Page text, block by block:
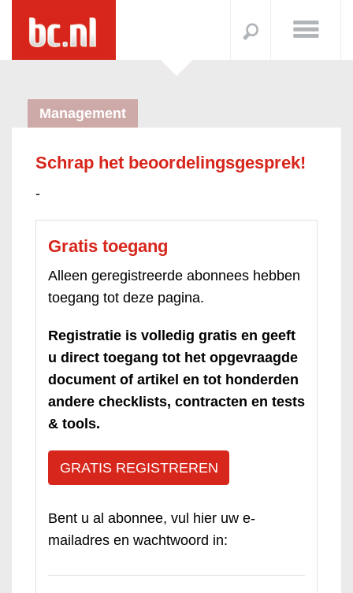
Management
Schrap het beoordelingsgesprek!
-
Gratis toegang
Alleen geregistreerde abonnees hebben
toegang tot deze pagina.
Registratie is volledig gratis en geeft
u direct toegang tot het opgevraagde
document of artikel en tot honderden
andere checklists, contracten en tests
& tools.
GRATIS REGISTREREN
Bent u al abonnee, vul hier uw e-
mailadres en wachtwoord in: